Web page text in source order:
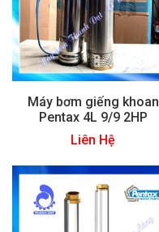
Máy bơm giếng khoan
Pentax 4L 9/9 2HP
Liên Hệ